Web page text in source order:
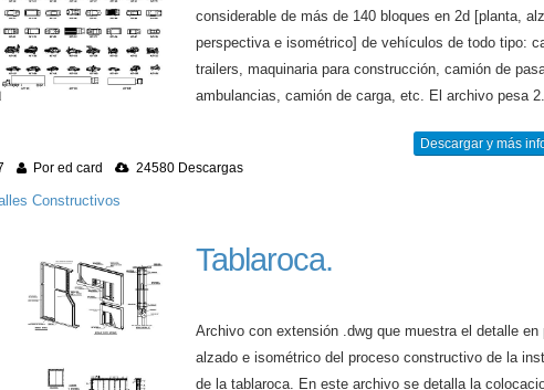
considerable de más de 140 bloques en 2d [planta,
perspectiva e isométrico] de vehículos de todo tipo:
trailers, maquinaria para construcción, camión de
ambulancias, camión de carga, etc. El archivo pesa
Descargar y más
Por ed card 24580 Descargas
Constructivos
Tablaroca.
Archivo con extensión .dwg que muestra el detalle en
alzado e isométrico del proceso constructivo de la
de la tablaroca. En este archivo se detalla la